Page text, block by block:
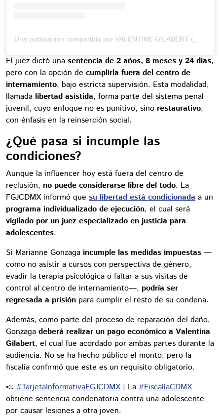
El juez dictó una sentencia de 2 años, 8 meses y 24 días,
pero con la opción de cumplirla fuera del centro de
internamiento, bajo estricta supervisión. Esta modalidad,
llamada libertad asistida, forma parte del sistema penal
juvenil, cuyo enfoque no es punitivo, sino restaurativo,
con énfasis en la reinserción social.
¿Qué pasa si incumple las
condiciones?
Aunque la influencer hoy está fuera del centro de
reclusión, no puede considerarse libre del todo. La
FGJCDMX informó que su libertad está condicionada a un
programa individualizado de ejecución, el cual será
vigilado por un juez especializado en justicia para
adolescentes.
Si Marianne Gonzaga incumple las medidas impuestas —
como no asistir a cursos con perspectiva de género,
evadir la terapia psicológica o faltar a sus visitas de
control al centro de internamiento—, podría ser
regresada a prisión para cumplir el resto de su condena.
Además, como parte del proceso de reparación del daño,
Gonzaga deberá realizar un pago económico a Valentina
Gilabert, el cual fue acordado por ambas partes durante la
audiencia. No se ha hecho público el monto, pero la
fiscalía confirmó que este es un requisito obligatorio.
📣 #TarjetaInformativaFGJCDMX| La #FiscalíaCDMX
obtiene sentencia condenatoria contra una adolescente
por causar lesiones a otra joven.